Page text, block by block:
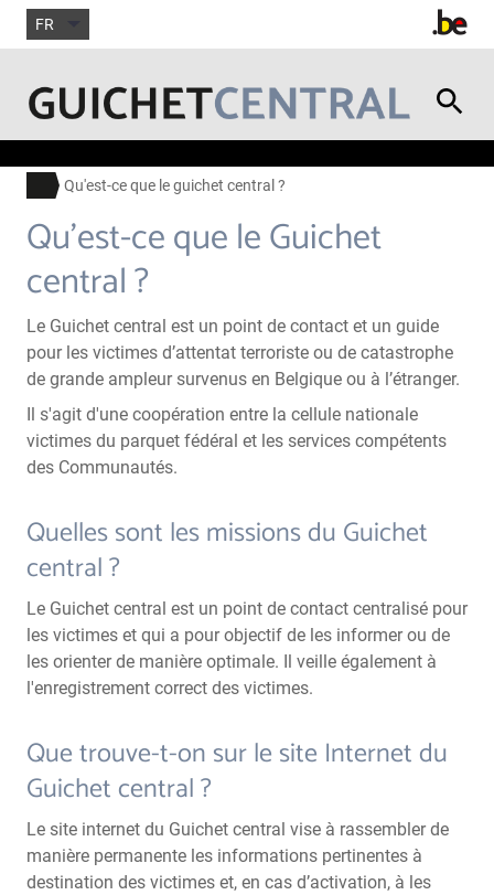
FR
Qu'est-ce que le guichet central ?
Qu’est-ce que le Guichet
central ?
Le Guichet central est un point de contact et un guide
pour les victimes d’attentat terroriste ou de catastrophe
de grande ampleur survenus en Belgique ou à l’étranger.
Il s'agit d'une coopération entre la cellule nationale
victimes du parquet fédéral et les services compétents
des Communautés.
Quelles sont les missions du Guichet
central ?
Le Guichet central est un point de contact centralisé pour
les victimes et qui a pour objectif de les informer ou de
les orienter de manière optimale. Il veille également à
l'enregistrement correct des victimes.
Que trouve-t-on sur le site Internet du
Guichet central ?
Le site internet du Guichet central vise à rassembler de
manière permanente les informations pertinentes à
destination des victimes et, en cas d’activation, à les